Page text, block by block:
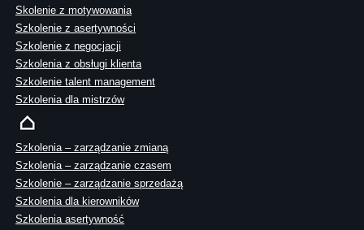
Skolenie z motywowania
Szkolenie z asertywności
Szkolenie z negocjacji
Szkolenia z obsługi klienta
Szkolenie talent management
Szkolenia dla mistrzów
Szkolenia – zarządzanie zmianą
Szkolenia – zarządzanie czasem
Szkolenie – zarządzanie sprzedażą
Szkolenia dla kierowników
Szkolenia asertywność